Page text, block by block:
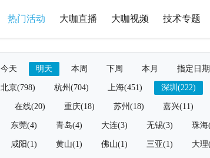
热门活动 大咖直播 大咖视频 技术专题
今天 明天 本周 下周 本月 指定日期
北京(798) 杭州(704) 上海(451) 深圳(222)
在线(20) 重庆(18) 苏州(18) 嘉兴(11)
东莞(4) 青岛(4) 大连(3) 无锡(3) 珠海
咸阳(1) 黄山(1) 佛山(1) 三亚(1) 大理